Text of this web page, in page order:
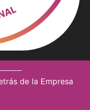
de la Empresa